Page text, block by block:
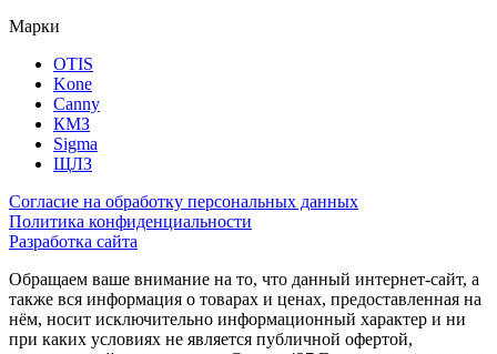
Марки
OTIS
Kone
Canny
КМЗ
Sigma
ЩЛЗ
Согласие на обработку персональных данных
Политика конфиденциальности
Разработка сайта
Обращаем ваше внимание на то, что данный интернет-сайт, а
также вся информация о товарах и ценах, предоставленная на
нём, носит исключительно информационный характер и ни
при каких условиях не является публичной офертой,